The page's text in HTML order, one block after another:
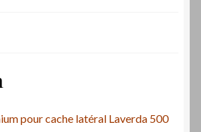
pour cache latéral Laverda 500